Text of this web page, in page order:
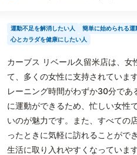
運動不足を解消したい人
簡単に始められる運
心とカラダを健康にしたい人
カーブス リベール久留米店は、
て、多くの女性に支持されていま
レーニング時間がわずか30分であ
に運動ができるため、忙しい女性
いのが魅力です。また、すべての
ったときに気軽に訪れることがで
生活に取り入れやすくなっています